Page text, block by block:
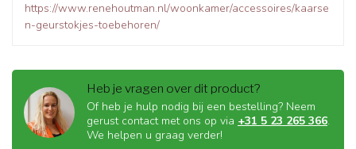
https://www.renehoutman.nl/woonkamer/accessoires/kaarse
n-geurstokjes-toebehoren/
Heb je vragen over dit product?
Of heb je hulp nodig bij een bestelling? Neem
gerust contact met ons op via +31 5 23 265 366.
We helpen u graag verder!